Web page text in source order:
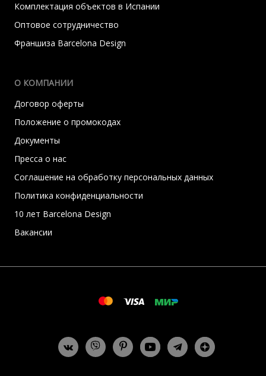
Комплектация объектов в Испании
Оптовое сотрудничество
Франшиза Barcelona Design
О КОМПАНИИ
Договор оферты
Положение о промокодах
Документы
Пресса о нас
Соглашение на обработку персональных данных
Политика конфиденциальности
10 лет Barcelona Design
Вакансии